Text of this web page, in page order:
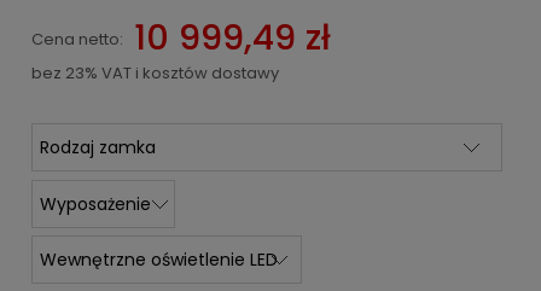
Cena netto: 10 999,49 zł
bez 23% VAT i kosztów dostawy